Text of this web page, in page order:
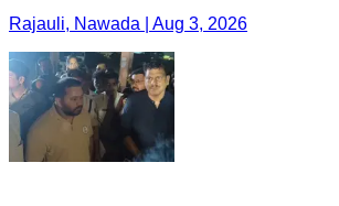
Rajauli, Nawada | Aug 3, 2026